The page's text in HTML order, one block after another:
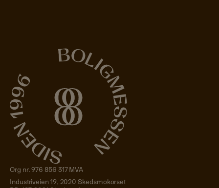
Org nr. 976 856 317 MVA
Industriveien 19, 2020 Skedsmokorset